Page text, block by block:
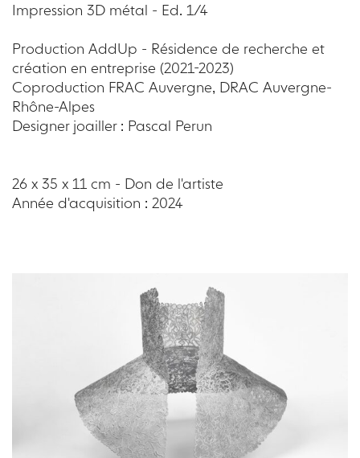
Impression 3D métal - Ed. 1/4
Production AddUp - Résidence de recherche et
création en entreprise (2021-2023)
Coproduction FRAC Auvergne, DRAC Auvergne-
Rhône-Alpes
Designer joailler : Pascal Perun
26 x 35 x 11 cm - Don de l'artiste
Année d'acquisition : 2024